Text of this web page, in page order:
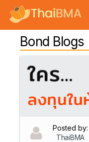
Bond Blogs
Posted by:
ThaiBMA